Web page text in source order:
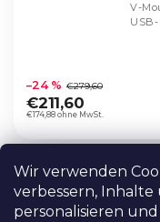
Wir verwenden
verbessern,
personalisieren
durchschnittliche
Produktbewertung
ist
von
5
Sternen.
€174,88 ohne MwSt.
–24 % €279,60
€211,60
V-
AUF